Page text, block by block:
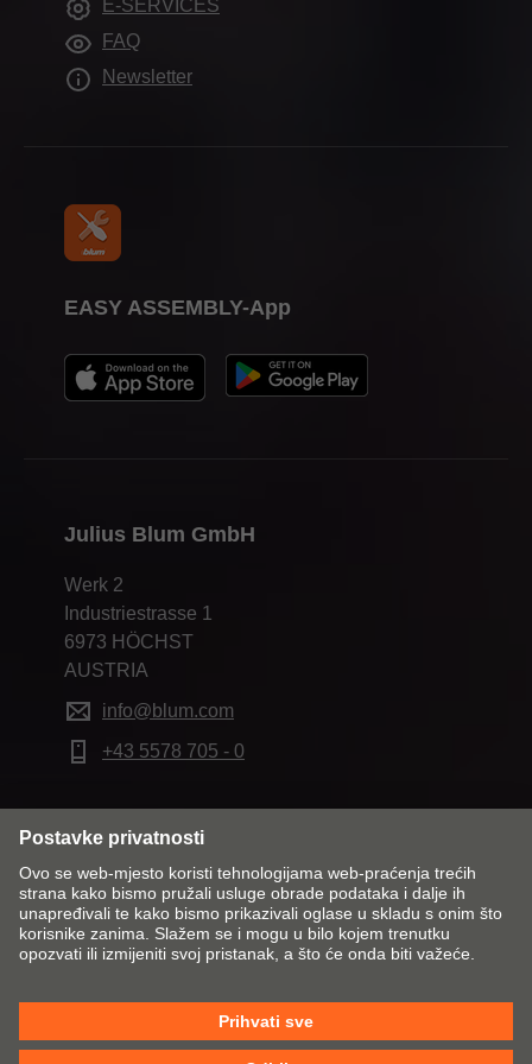
Pomagala pri obradi
Tisak
Julius Blum GmbH
Werk 2
Industriestrasse 1
6973 HÖCHST
AUSTRIA
info@blum.com
+43 5578 705 - 0
EASY ASSEMBLY-App
E-SERVICES
FAQ
Newsletter
Promijeni tržište i jezik
Kontakt Impresum
OUP